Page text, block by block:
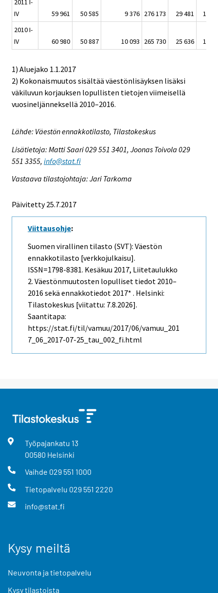
2011 I-
IV
59 961 50 585 9 376 276 173 29 481
12
2010 I-
IV
60 980 50 887 10 093 265 730 25 636 11
1) Aluejako 1.1.2017
2) Kokonaismuutos sisältää väestönlisäyksen lisäksi
väkiluvun korjauksen lopullisten tietojen viimeisellä
vuosineljänneksellä 2010–2016.
Lähde: Väestön ennakkotilasto, Tilastokeskus
Lisätietoja: Matti Saari 029 551 3401, Joonas Toivola 029
551 3355, info@stat.fi
Vastaava tilastojohtaja: Jari Tarkoma
Päivitetty 25.7.2017
Viittausohje:
Suomen virallinen tilasto (SVT): Väestön
ennakkotilasto [verkkojulkaisu].
ISSN=1798-8381. Kesäkuu 2017, Liitetaulukko
2. Väestönmuutosten lopulliset tiedot 2010–
2016 sekä ennakkotiedot 2017* . Helsinki:
Tilastokeskus [viitattu: 7.8.2026].
Saantitapa:
https://stat.fi/til/vamuu/2017/06/vamuu_201
7_06_2017-07-25_tau_002_fi.html
Työpajankatu 13
00580 Helsinki
Vaihde 029 551 1000
Tietopalvelu 029 551 2220
info@stat.fi
Kysy meiltä
Neuvonta ja tietopalvelu
Kysy tilastoista